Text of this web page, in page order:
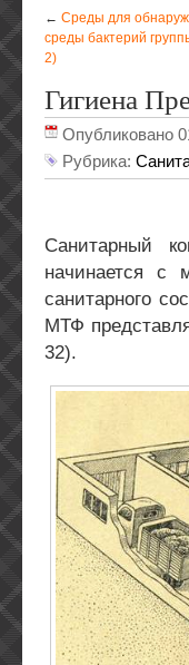
← Среды для
среды бактерий
2)
Гигиена
Опубликовано
Рубрика:
Санитарный
начинается с
санитарного
МТФ
32).